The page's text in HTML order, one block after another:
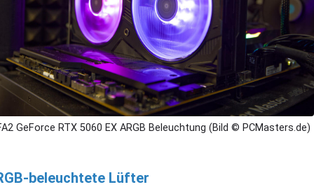
GeForce RTX 5060 EX ARGB Beleuchtung (Bild © PCMasters.de)
beleuchtete Lüfter